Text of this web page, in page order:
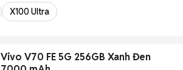
X100 Ultra
Vivo V70 FE 5G 256GB Xanh Đen